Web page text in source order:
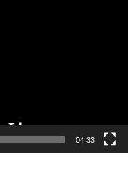
04:33